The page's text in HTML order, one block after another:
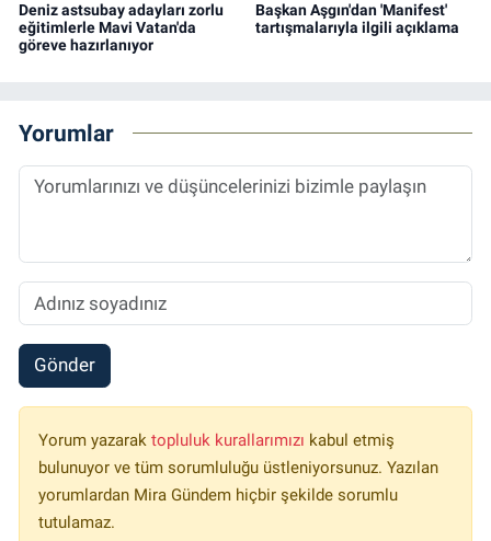
Deniz astsubay adayları zorlu
eğitimlerle Mavi Vatan'da
göreve hazırlanıyor
Başkan Aşgın'dan 'Manifest'
tartışmalarıyla ilgili açıklama
Yorumlar
Gönder
Yorum yazarak topluluk kurallarımızı kabul etmiş
bulunuyor ve tüm sorumluluğu üstleniyorsunuz. Yazılan
yorumlardan Mira Gündem hiçbir şekilde sorumlu
tutulamaz.